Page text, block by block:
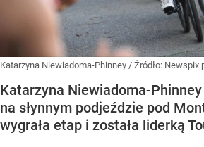
Katarzyna Niewiadoma-Phinney / Źródło:
Katarzyna Niewiadoma-
na słynnym podjeździe pod
wygrała etap i została liderką